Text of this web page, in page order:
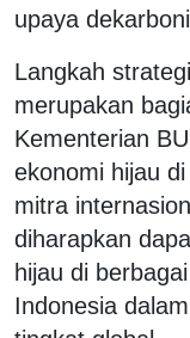
upaya
Langkah
merupakan
Kementerian
ekonomi hijau
mitra
diharapkan
hijau di
Indonesia